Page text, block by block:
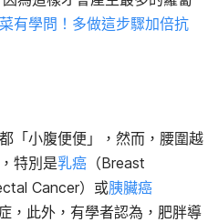
有學問！多做這步驟加倍抗
「小腹便便」，然而，腰圍越
特別是乳癌 （Breast
Cancer）或胰臟癌
，此外，有學者認為，肥胖導